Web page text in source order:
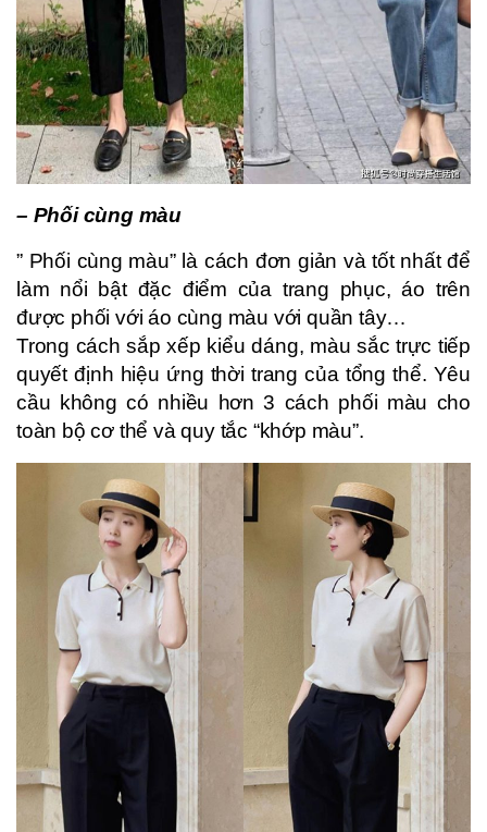
– Phối cùng màu
” Phối cùng màu” là cách đơn giản và tốt nhất để
làm nổi bật đặc điểm của trang phục, áo trên
được phối với áo cùng màu với quần tây…
Trong cách sắp xếp kiểu dáng, màu sắc trực tiếp
quyết định hiệu ứng thời trang của tổng thể. Yêu
cầu không có nhiều hơn 3 cách phối màu cho
toàn bộ cơ thể và quy tắc “khớp màu”.